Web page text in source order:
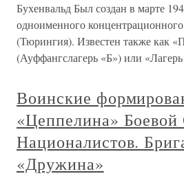
Бухенвальд Был создан в марте
одноименного
(Тюрингия). Известен также как
(Ауффангслагерь «Б») или
Воинские
«Цеппелина»
Националистов.
«Дружина»